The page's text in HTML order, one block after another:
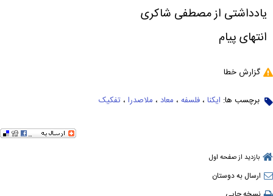
یادداشتی از مصطفی شاکری
انتهای پیام
گزارش خطا
برچسب ها: ایکنا ، فلسفه ، معاد ، ملاصدرا ، تفکیک
بازدید از صفحه اول
ارسال به دوستان